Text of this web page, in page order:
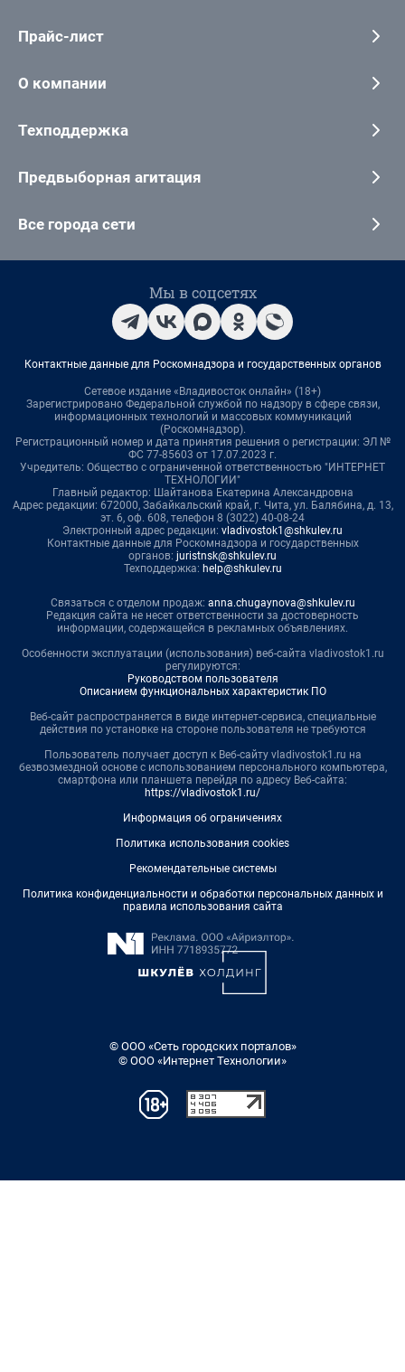
Прайс-лист
О компании
Техподдержка
Предвыборная агитация
Все города сети
Мы в соцсетях
Контактные данные для Роскомнадзора и государственных органов
Сетевое издание «Владивосток онлайн» (18+)
Зарегистрировано Федеральной службой по надзору в сфере связи,
информационных технологий и массовых коммуникаций
(Роскомнадзор).
Регистрационный номер и дата принятия решения о регистрации: ЭЛ №
ФС 77-85603 от 17.07.2023 г.
Учредитель: Общество с ограниченной ответственностью "ИНТЕРНЕТ
ТЕХНОЛОГИИ"
Главный редактор: Шайтанова Екатерина Александровна
Адрес редакции: 672000, Забайкальский край, г. Чита, ул. Балябина, д. 13,
эт. 6, оф. 608, телефон 8 (3022) 40-08-24
Электронный адрес редакции: vladivostok1@shkulev.ru
Контактные данные для Роскомнадзора и государственных
органов: juristnsk@shkulev.ru
Техподдержка: help@shkulev.ru
Связаться с отделом продаж: anna.chugaynova@shkulev.ru
Редакция сайта не несет ответственности за достоверность
информации, содержащейся в рекламных объявлениях.
Особенности эксплуатации (использования) веб-сайта vladivostok1.ru
регулируются:
Руководством пользователя
Описанием функциональных характеристик ПО
Веб-сайт распространяется в виде интернет-сервиса, специальные
действия по установке на стороне пользователя не требуются
Пользователь получает доступ к Веб-сайту vladivostok1.ru на
безвозмездной основе с использованием персонального компьютера,
смартфона или планшета перейдя по адресу Веб-сайта:
https://vladivostok1.ru/
Информация об ограничениях
Политика использования cookies
Рекомендательные системы
Политика конфиденциальности и обработки персональных данных и
правила использования сайта
© ООО «Сеть городских порталов»
© ООО «Интернет Технологии»